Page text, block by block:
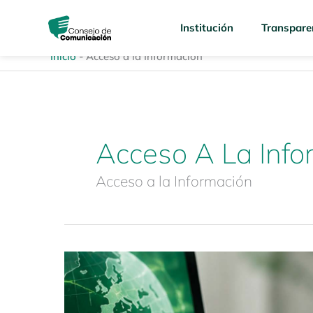
Institución
Inicio - Acceso a la Información
Acceso A La
Acceso a la Información
Caracterización
de
los
medios